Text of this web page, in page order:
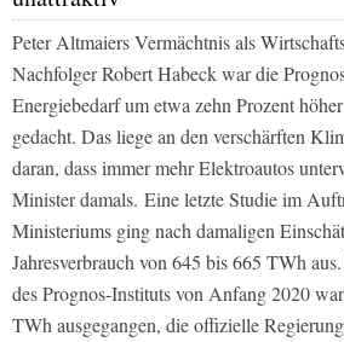
Peter Altmaiers Vermächtnis als
Nachfolger Robert Habeck war die
Energiebedarf um etwa zehn Prozent
gedacht. Das liege an den verschärften
daran, dass immer mehr Elektroautos
Minister damals. Eine letzte Studie im
Ministeriums ging nach damaligen
Jahresverbrauch von 645 bis 665 TWh
des Prognos-Instituts von Anfang 2020
TWh ausgegangen, die offizielle